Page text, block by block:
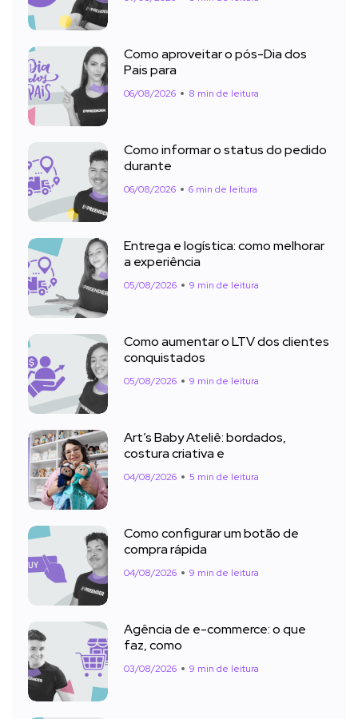
Como aproveitar o pós-Dia dos
Pais para
06/08/2026 8 min de leitura
Como informar o status do pedido
durante
06/08/2026 6 min de leitura
Entrega e logística: como melhorar
a experiência
05/08/2026 9 min de leitura
Como aumentar o LTV dos clientes
conquistados
05/08/2026 9 min de leitura
Art’s Baby Ateliê: bordados,
costura criativa e
04/08/2026 5 min de leitura
Como configurar um botão de
compra rápida
04/08/2026 9 min de leitura
Agência de e-commerce: o que
faz, como
03/08/2026 9 min de leitura